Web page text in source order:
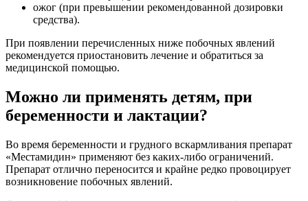
ожог (при превышении рекомендованной дозировки
средства).
При появлении перечисленных ниже побочных явлений
рекомендуется приостановить лечение и обратиться за
медицинской помощью.
Можно ли применять детям, при
беременности и лактации?
Во время беременности и грудного вскармливания препарат
«Местамидин» применяют без каких-либо ограничений.
Препарат отлично переносится и крайне редко провоцирует
возникновение побочных явлений.